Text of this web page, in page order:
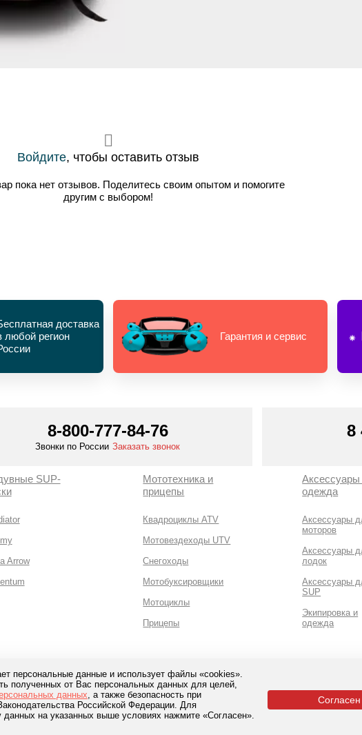
персональные данные и использует файлы «cookies».
полученных от Вас персональных данных для целей,
данных, а также безопасность при
Российской Федерации. Для
данных на указанных выше условиях нажмите «Согласен».
Согласен
Войдите, чтобы оставить отзыв
пока нет отзывов. Поделитесь своим опытом и помогите
другим с выбором!
доставка
любой регион
Гарантия и сервис
8-800-777-84-76
Звонки по России Заказать звонок
8
SUP-
Arrow
Мототехника и
прицепы
Квадроциклы ATV
Мотовездеходы UTV
Снегоходы
Мотобуксировщики
Мотоциклы
Прицепы
Аксессуары
одежда
Аксессуары
моторов
Аксессуары
лодок
Аксессуары
SUP
Экипировка и
одежда
с помощью